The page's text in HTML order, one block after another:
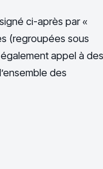
ci-après par «
(regroupées sous
appel à des
des